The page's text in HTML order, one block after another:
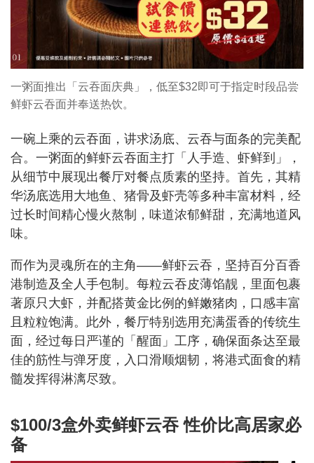
一粥面推出「云吞面庆典」，低至$32即可于指定时段品尝
鲜虾云吞面并奉送热饮。
一碗上乘的云吞面，讲求汤底、云吞与面条的完美配
合。一粥面的鲜虾云吞面主打「人手造、虾鲜到」，
从细节中展现出餐厅对餐点质素的坚持。首先，其精
华汤底选用大地鱼、猪骨及虾壳等多种丰富材料，经
过长时间精心慢火熬制，味道浓郁鲜甜，充满地道风
味。
而作为灵魂所在的主角——鲜虾云吞，坚持百分百香
港制造及全人手包制。每粒云吞皮薄馅靓，里面包裹
著原只大虾，并配搭黄金比例的鲜嫩猪肉，口感丰富
且粒粒饱满。此外，餐厅特别选用充满蛋香的传统生
面，经过每日严谨的「醒面」工序，确保面条达至最
佳的筋性与弹牙度，入口滑顺烟韧，将港式面食的精
髓发挥得淋漓尽致。
$100/3盒外卖鲜虾云吞 性价比高居家必
备